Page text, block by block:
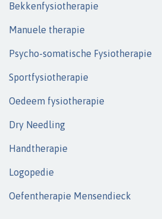
Bekkenfysiotherapie
Manuele therapie
Psycho-somatische Fysiotherapie
Sportfysiotherapie
Oedeem fysiotherapie
Dry Needling
Handtherapie
Logopedie
Oefentherapie Mensendieck